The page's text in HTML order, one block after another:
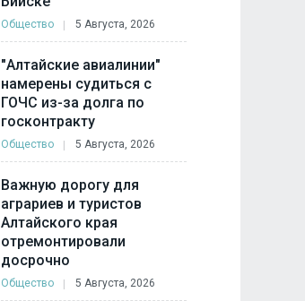
Общество 5 Августа, 2026
"Алтайские авиалинии"
намерены судиться с
ГОЧС из-за долга по
госконтракту
Общество 5 Августа, 2026
Важную дорогу для
аграриев и туристов
Алтайского края
отремонтировали
досрочно
Общество 5 Августа, 2026